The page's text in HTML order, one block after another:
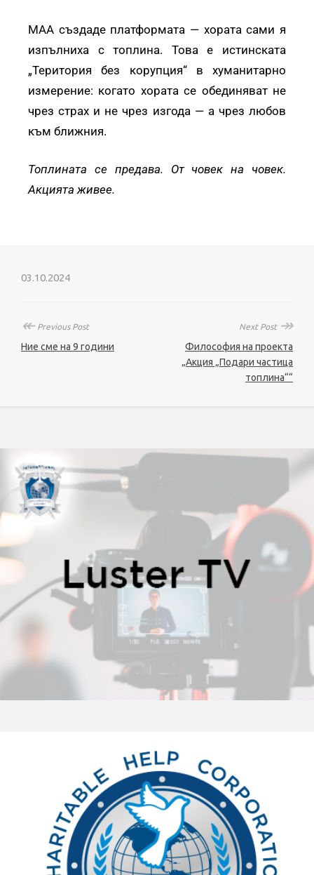
МАА създаде платформата — хората сами я
изпълниха с топлина. Това е истинската
„Територия без корупция“ в хуманитарно
измерение: когато хората се обединяват не
чрез страх и не чрез изгода — а чрез любов
към ближния.
Топлината се предава. От човек на човек.
Акцията живее.
03.10.2024
↞Previous Post
Ние сме на 9 години
Next Post ↠
Философия на проекта
„Акция „Подари частица
топлина““